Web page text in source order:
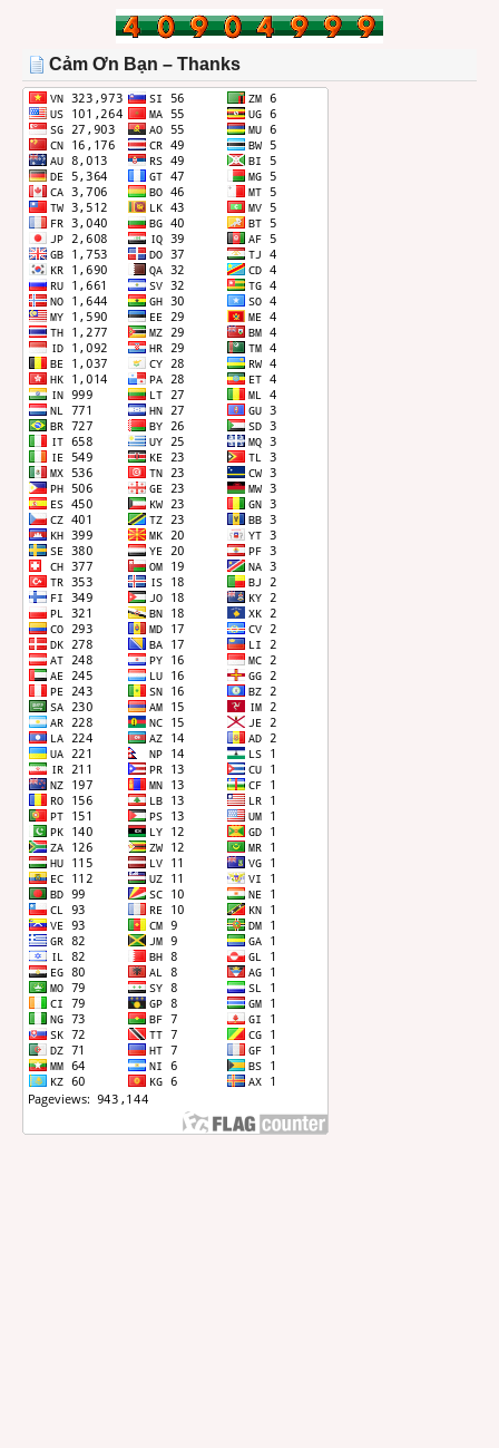
THÁNG
Cảm Ơn Bạn – Thanks